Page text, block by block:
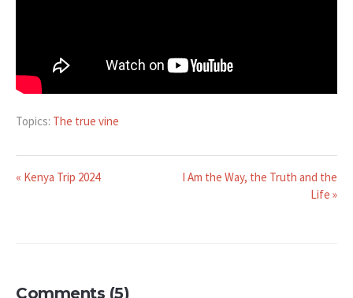
Topics: The true vine
« Kenya Trip 2024
I Am the Way, the Truth and the
Life »
Comments (5)